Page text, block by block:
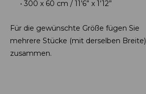
300 x 60 cm / 11’6” x 1’12”
Für die gewünschte Größe fügen Sie
mehrere Stücke (mit derselben Breite)
zusammen.